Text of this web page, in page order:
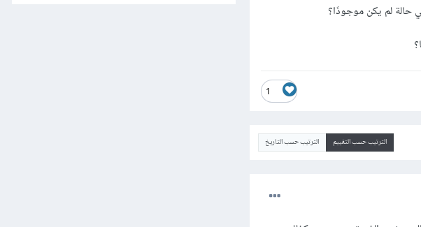
حالة لم يكن موجودًا؟
1
الترتيب حسب التقييم الترتيب حسب التاريخ